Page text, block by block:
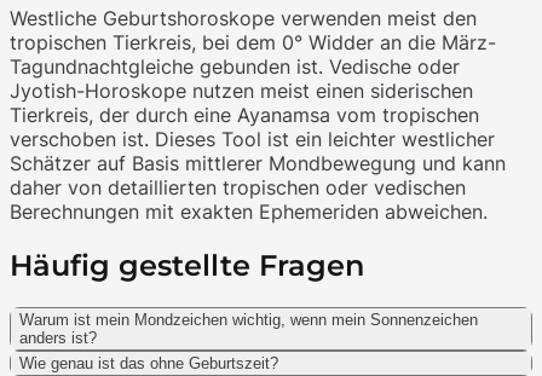
Westliche Geburtshoroskope verwenden meist den
tropischen Tierkreis, bei dem 0° Widder an die März-
Tagundnachtgleiche gebunden ist. Vedische oder
Jyotish-Horoskope nutzen meist einen siderischen
Tierkreis, der durch eine Ayanamsa vom tropischen
verschoben ist. Dieses Tool ist ein leichter westlicher
Schätzer auf Basis mittlerer Mondbewegung und kann
daher von detaillierten tropischen oder vedischen
Berechnungen mit exakten Ephemeriden abweichen.
Häufig gestellte Fragen
Warum ist mein Mondzeichen wichtig, wenn mein Sonnenzeichen
anders ist?
Wie genau ist das ohne Geburtszeit?